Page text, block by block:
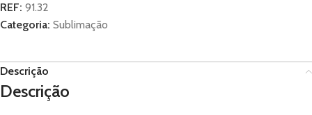
REF: 91.32
Categoria: Sublimação
Descrição
Descrição